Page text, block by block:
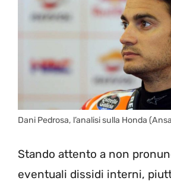
Dani Pedrosa, l’analisi sulla Honda
Stando attento a non
eventuali dissidi interni,